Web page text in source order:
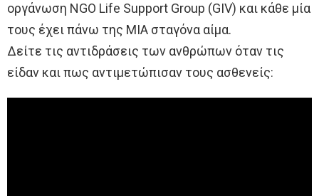
οργάνωση NGO Life Support Group (GIV) και κάθε μία
τους έχει πάνω της ΜΙΑ σταγόνα αίμα.
Δείτε τις αντιδράσεις των ανθρώπων όταν τις
είδαν και πως αντιμετώπισαν τους ασθενείς: